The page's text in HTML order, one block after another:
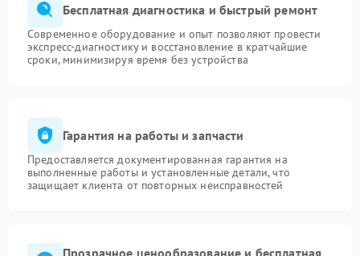
Бесплатная диагностика и быстрый ремонт
Современное оборудование и опыт позволяют провести
экспресс-диагностику и восстановление в кратчайшие
сроки, минимизируя время без устройства
Гарантия на работы и запчасти
Предоставляется документированная гарантия на
выполненные работы и установленные детали, что
защищает клиента от повторных неисправностей
Прозрачное ценообразование и бесплатная